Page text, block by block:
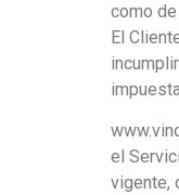
como
El
el
vigente,